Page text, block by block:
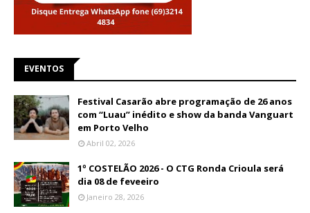
EVENTOS
Festival Casarão abre programação de 26 anos
com “Luau” inédito e show da banda Vanguart
em Porto Velho
Abril 02, 2026
1º COSTELÃO 2026 - O CTG Ronda Crioula será
dia 08 de feveeiro
Janeiro 28, 2026